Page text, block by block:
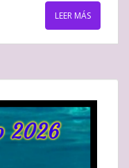
LEER MÁS